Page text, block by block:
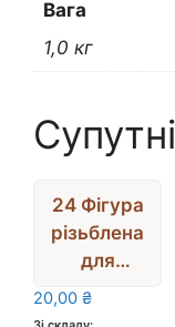
Вага
1,0 кг
24 Фігура
різьблена
для
декору
20,00 ₴